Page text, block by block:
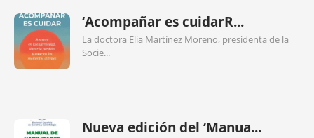
‘Acompañar es cuidarR...
La doctora Elia Martínez Moreno, presidenta de la
Socie...
Nueva edición del ‘Manua...